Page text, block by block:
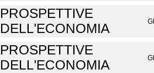
PROSPETTIVE
DELL'ECONOMIA
PROSPETTIVE
DELL'ECONOMIA